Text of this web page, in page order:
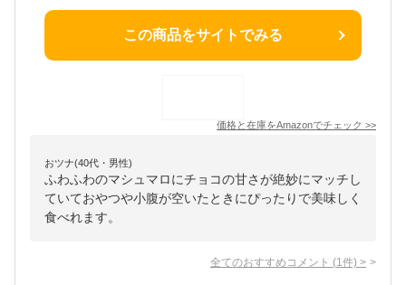
この商品をサイトでみる
価格と在庫をAmazonでチェック >>
おツナ(40代・男性)
ふわふわのマシュマロにチョコの甘さが絶妙にマッチし
ていておやつや小腹が空いたときにぴったりで美味しく
食べれます。
全てのおすすめコメント (1 件) >